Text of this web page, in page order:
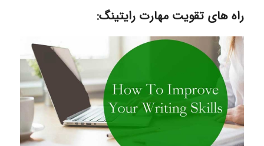
راه های تقویت مهارت رایتینگ: